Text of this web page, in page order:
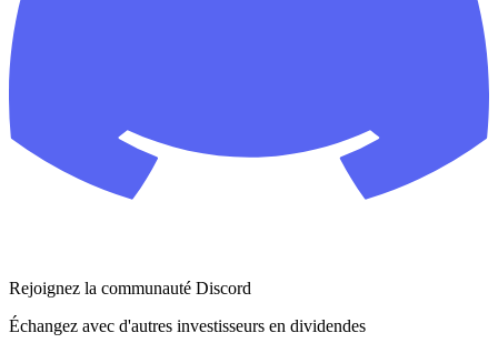
Rejoignez la communauté Discord
Échangez avec d'autres investisseurs en dividendes